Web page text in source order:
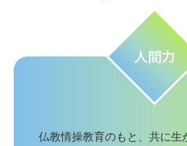
人間力
仏教情操教育のもと、共に生